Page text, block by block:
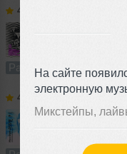
На сайте
электронную
Микстейпы,
4Mal
602
Радио-шоу В
4Mal Vladislav Romodan pres. Vlad Positive — Микшер Русской